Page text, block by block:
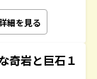
細を見る
奇岩と巨石１